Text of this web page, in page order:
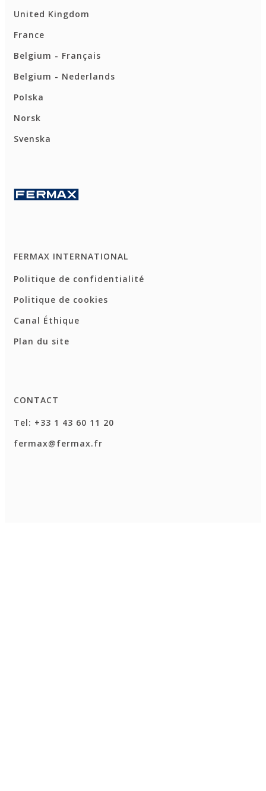
United Kingdom
France
Belgium - Français
Belgium - Nederlands
Polska
Norsk
Svenska
FERMAX INTERNATIONAL
Politique de confidentialité
Politique de cookies
Canal Éthique
Plan du site
CONTACT
Tel: +33 1 43 60 11 20
fermax@fermax.fr